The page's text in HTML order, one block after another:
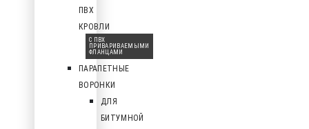
ПВХ
КРОВЛИ
С ПВХ
ПРИВАРИВАЕМЫМИ
ФЛАНЦАМИ
ПАРАПЕТНЫЕ
ВОРОНКИ
ДЛЯ
БИТУМНОЙ